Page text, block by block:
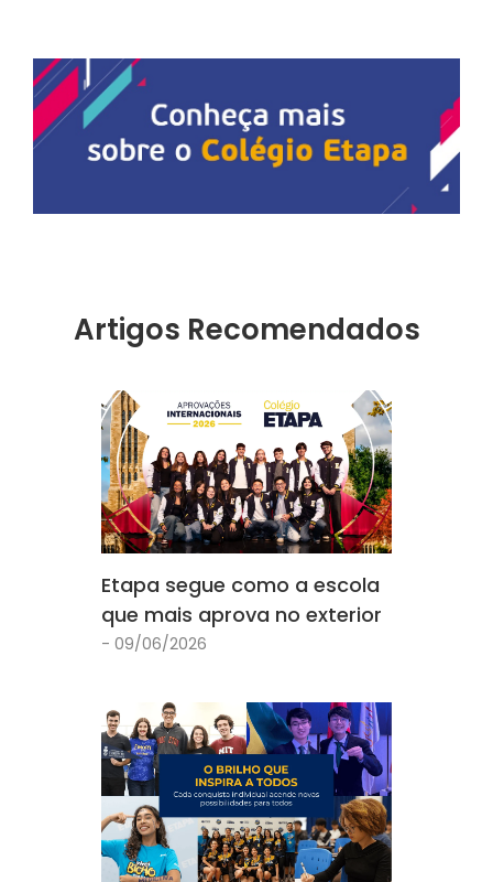
Artigos Recomendados
Etapa segue como a escola
que mais aprova no exterior
- 09/06/2026